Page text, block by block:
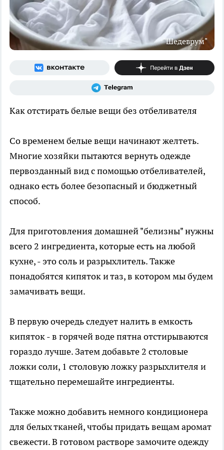
"Шедеврум"
Как отстирать белые вещи без отбеливателя
Со временем белые вещи начинают желтеть.
Многие хозяйки пытаются вернуть одежде
первозданный вид с помощью отбеливателей,
однако есть более безопасный и бюджетный
способ.
Для приготовления домашней "белизны" нужны
всего 2 ингредиента, которые есть на любой
кухне, - это соль и разрыхлитель. Также
понадобятся кипяток и таз, в котором мы будем
замачивать вещи.
В первую очередь следует налить в емкость
кипяток - в горячей воде пятна отстирываются
гораздо лучше. Затем добавьте 2 столовые
ложки соли, 1 столовую ложку разрыхлителя и
тщательно перемешайте ингредиенты.
Также можно добавить немного кондиционера
для белых тканей, чтобы придать вещам аромат
свежести. В готовом растворе замочите одежду